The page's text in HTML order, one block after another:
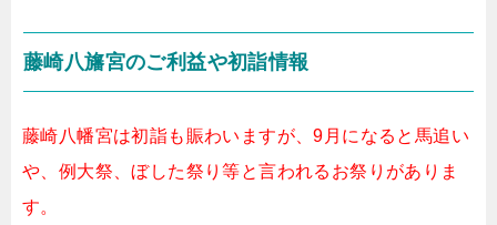
藤崎八旛宮のご利益や初詣情報
藤崎八幡宮は初詣も賑わいますが、9月になると馬追い
や、例大祭、ぼした祭り等と言われるお祭りがありま
す。